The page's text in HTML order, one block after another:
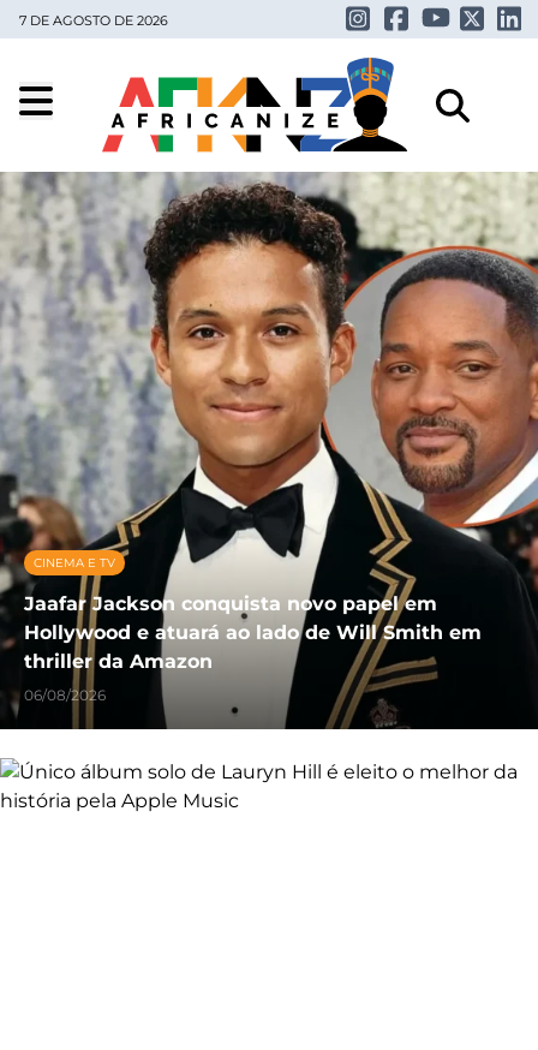
7 DE AGOSTO DE 2026
CINEMA E TV
Jaafar Jackson conquista novo papel em
Hollywood e atuará ao lado de Will Smith em
thriller da Amazon
06/08/2026